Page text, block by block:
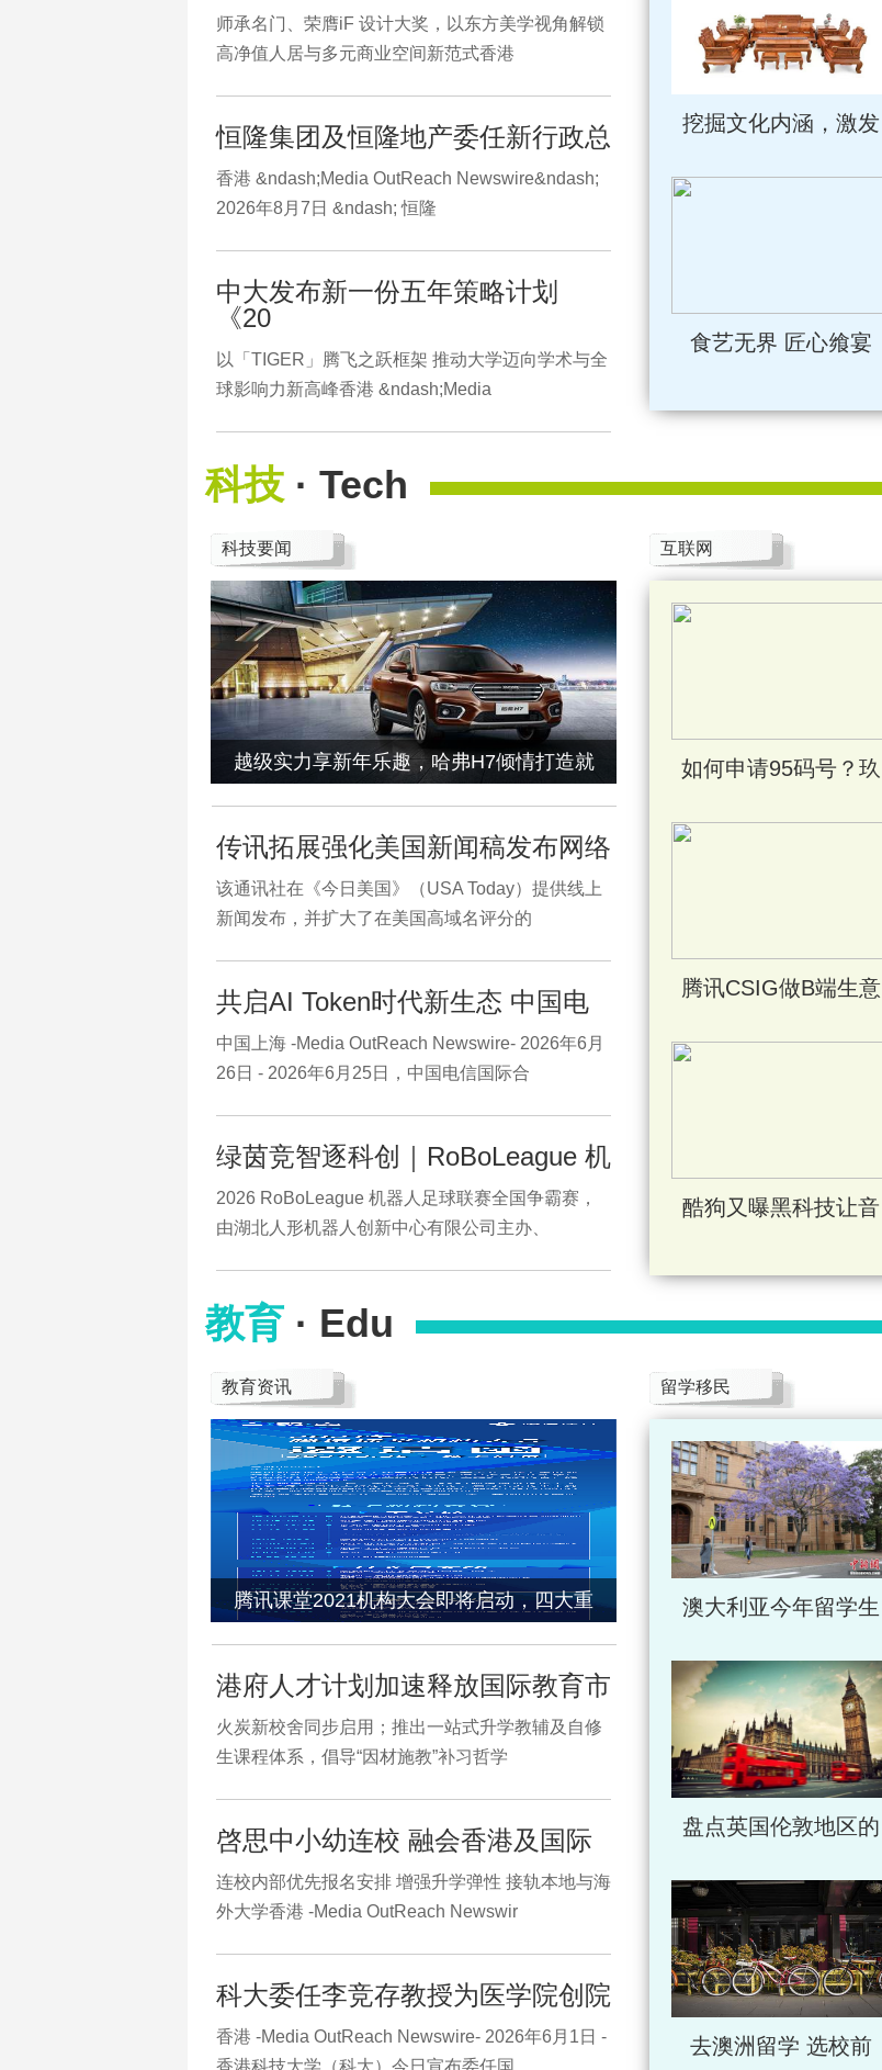
师承名门、荣膺iF 设计大奖，以东方美学视角解锁
高净值人居与多元商业空间新范式香港
恒隆集团及恒隆地产委任新行政总
香港 &ndash;Media OutReach Newswire&ndash;
2026年8月7日 &ndash; 恒隆
中大发布新一份五年策略计划
《20
以「TIGER」腾飞之跃框架 推动大学迈向学术与全
球影响力新高峰香港 &ndash;Media
挖掘文化内涵，激发
食艺无界 匠心飨宴
科技 · Tech
科技要闻
越级实力享新年乐趣，哈弗H7倾情打造就
传讯拓展强化美国新闻稿发布网络
该通讯社在《今日美国》（USA Today）提供线上
新闻发布，并扩大了在美国高域名评分的
共启AI Token时代新生态 中国电
中国上海 -Media OutReach Newswire- 2026年6月
26日 - 2026年6月25日，中国电信国际合
绿茵竞智逐科创｜RoBoLeague 机
2026 RoBoLeague 机器人足球联赛全国争霸赛，
由湖北人形机器人创新中心有限公司主办、
互联网
如何申请95码号？玖
腾讯CSIG做B端生意
酷狗又曝黑科技让音
教育 · Edu
教育资讯
腾讯课堂2021机构大会即将启动，四大重
港府人才计划加速释放国际教育市
火炭新校舍同步启用；推出一站式升学教辅及自修
生课程体系，倡导“因材施教”补习哲学
啓思中小幼连校 融会香港及国际
连校内部优先报名安排 增强升学弹性 接轨本地与海
外大学香港 -Media OutReach Newswir
科大委任李竞存教授为医学院创院
香港 -Media OutReach Newswire- 2026年6月1日 -
香港科技大学（科大）今日宣布委任国
留学移民
澳大利亚今年留学生
盘点英国伦敦地区的
去澳洲留学 选校前